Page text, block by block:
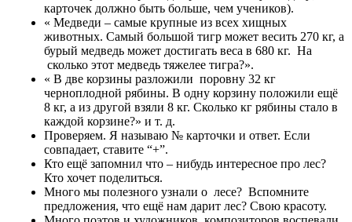
карточек должно быть больше, чем учеников).
« Медведи – самые крупные из всех хищных
животных. Самый большой тигр может весить 270 кг, а
бурый медведь может достигать веса в 680 кг. На
сколько этот медведь тяжелее тигра?».
« В две корзины разложили поровну 32 кг
черноплодной рябины. В одну корзину положили ещё
8 кг, а из другой взяли 8 кг. Сколько кг рябины стало в
каждой корзине?» и т. д.
Проверяем. Я называю № карточки и ответ. Если
совпадает, ставите “+”.
Кто ещё запомнил что – нибудь интересное про лес?
Кто хочет поделиться.
Много мы полезного узнали о лесе? Вспомните
предложения, что ещё нам дарит лес? Свою красоту.